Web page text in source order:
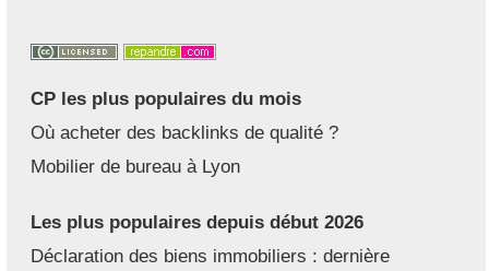
CP les plus populaires du mois
Où acheter des backlinks de qualité ?
Mobilier de bureau à Lyon
Les plus populaires depuis début 2026
Déclaration des biens immobiliers : dernière